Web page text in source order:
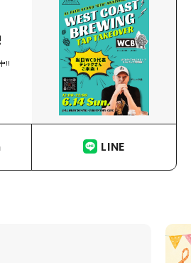
!!
LINE